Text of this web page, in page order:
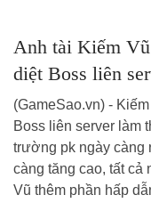
Anh tài Kiếm
diệt Boss liên
(GameSao.vn) -
Boss liên server làm
trường pk ngày càng
càng tăng cao, tất
Vũ thêm phần hấp